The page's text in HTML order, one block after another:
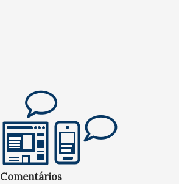
Comentários